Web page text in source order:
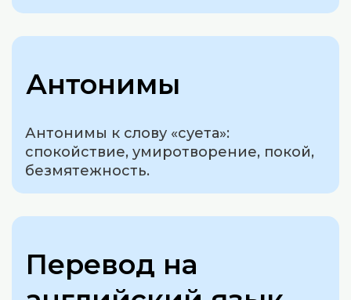
Антонимы
Антонимы к слову «суета»:
спокойствие, умиротворение, покой,
безмятежность.
Перевод на